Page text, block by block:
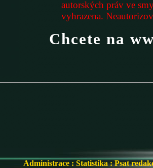
autorských práv ve
vyhrazena.
Chcete na
Administrace : Statistika:Psat